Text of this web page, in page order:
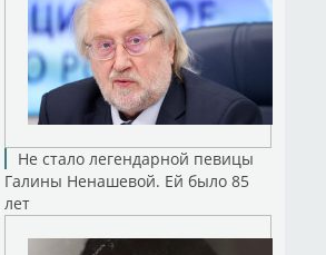
Не стало легендарной певицы
Галины Ненашевой. Ей было 85
лет